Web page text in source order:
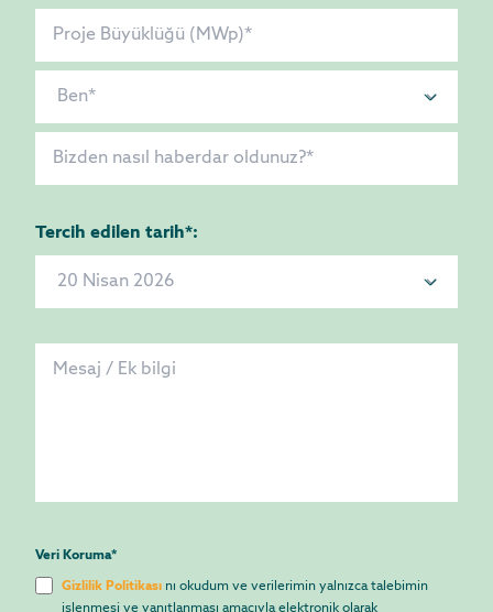
Tercih edilen tarih*:
Veri Koruma*
Gizlilik Politikası nı okudum ve verilerimin yalnızca talebimin
işlenmesi ve yanıtlanması amacıyla elektronik olarak